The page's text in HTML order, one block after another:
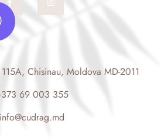
c
b
o
f
s
t
Chisinau, Moldova MD-2011
69 003 355
info@cudrag.md